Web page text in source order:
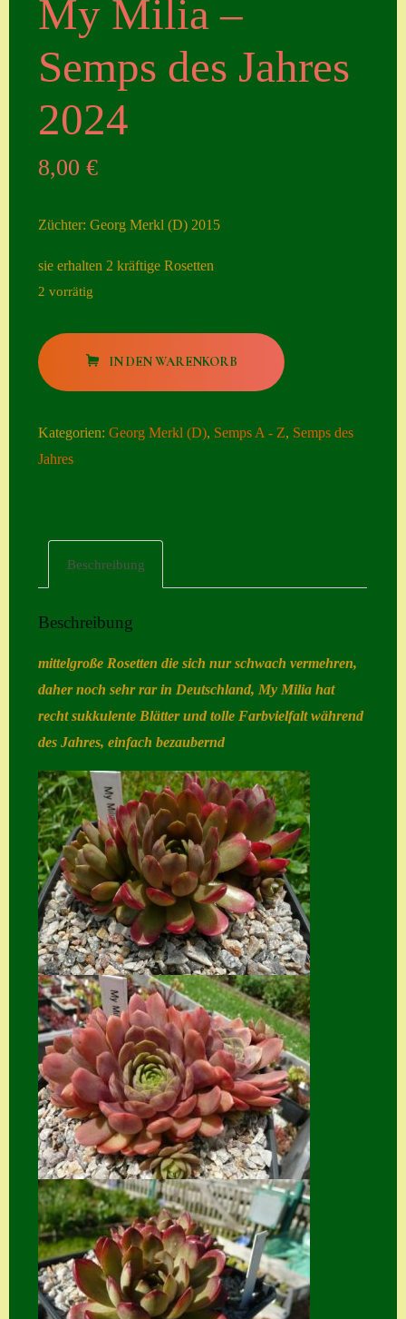
Account
Gästebuch
Home
S. x nixonii
Semps die ich
Semps von A – Z
Shop
Suche
Sue Thomas
Translator
Versand
Versand von
Semps
Warenkorb
Warenkorb
Widerrufsbelehru
ng
Zahlung
Zahlungs- &
Versandinfos
Zubehör
Zubehör
My Milia –
Semps des Jahres
2024
8,00€
Züchter: Georg Merkl (D) 2015
sie erhalten 2 kräftige Rosetten
2 vorrätig
My
Milia
Semps
des
IN DEN WARENKORB
Kategorien:Georg Merkl (D), Semps A - Z, Semps des
Jahres
Beschreibung
Beschreibung
mittelgroße Rosetten die sich nur schwach vermehren,
daher noch sehr rar in Deutschland, My Milia hat
recht sukkulente Blätter und tolle Farbvielfalt während
des Jahres, einfach bezaubernd